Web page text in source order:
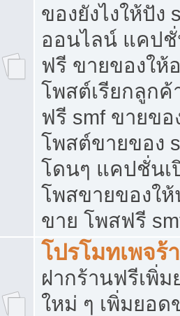
ของยังไงให้ปั
ออนไลน์ แคป
ฟรี ขายของให้
โพสต์เรียกลูกค้
ฟรี smf ขายขอ
โพสต์ขายของ
โดนๆ แคปชั่นเ
โพสขายของใ
ขาย โพสฟรี
โปรโมทเพจร้
ฝากร้านฟรีเพิ่
ใหม่ ๆ เพิ่มยอด